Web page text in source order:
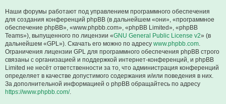
Наши форумы работают под управлением программного обеспечения
для создания конференций phpBB (в дальнейшем «они», «программное
обеспечение phpBB», «www.phpbb.com», «phpBB Limited», «phpBB
Teams»), выпущенного по лицензии «GNU General Public License v2» (в
дальнейшем «GPL»). Скачать его можно по адресу www.phpbb.com.
Ограничения лицензии GPL для программного обеспечения phpBB строго
связаны с организацией и поддержкой интернет-конференций, и phpBB
Limited не несёт ответственности за то, что администрация конференций
определяет в качестве допустимого содержания и/или поведения в них.
За дополнительной информацией о phpBB обращайтесь по адресу
https://www.phpbb.com/.